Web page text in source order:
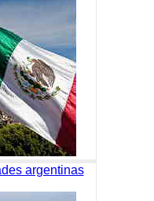
argentinas